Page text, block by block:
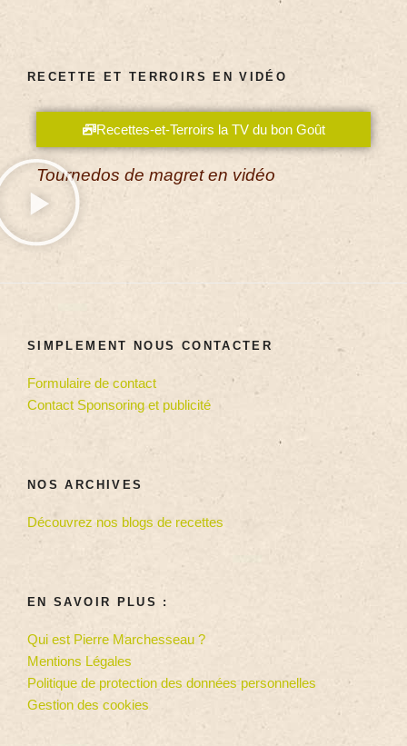
RECETTE ET TERROIRS EN VIDÉO
Recettes-et-Terroirs la TV du bon Goût
Tournedos de magret en vidéo
SIMPLEMENT NOUS CONTACTER
Formulaire de contact
Contact Sponsoring et publicité
NOS ARCHIVES
Découvrez nos blogs de recettes
EN SAVOIR PLUS :
Qui est Pierre Marchesseau ?
Mentions Légales
Politique de protection des données personnelles
Gestion des cookies